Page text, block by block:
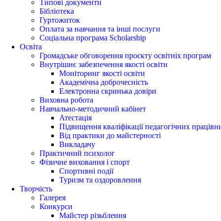
Типові документи
Бібліотека
Гуртожиток
Оплата за навчання та інші послуги
Соціальна програма Scholarship
Освіта
Громадське обговорення проєкту освітніх програм
Внутрішнє забезпечення якості освіти
Моніторинг якості освіти
Академічна доброчесність
Електронна скринька довіри
Виховна робота
Навчально-методичний кабінет
Атестація
Підвищення кваліфікації педагогічних
Від практики до майстерності
Викладачу
Практичний психолог
Фізичне виховання і спорт
Спортивні події
Туризм та оздоровлення
Творчість
Галерея
Конкурси
Майстер різьблення